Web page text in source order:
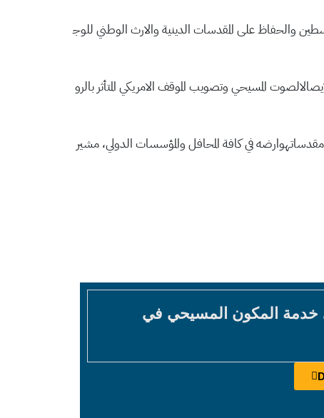
والحفاظ على المقدسات الدينية والارث الوطني للوج
المسيحي وتصويب الموقف الامريكي المتأثر بالرو
في كافة المحافل والمؤسسات الدولي، مشير
خدمة المكون المسيحي في